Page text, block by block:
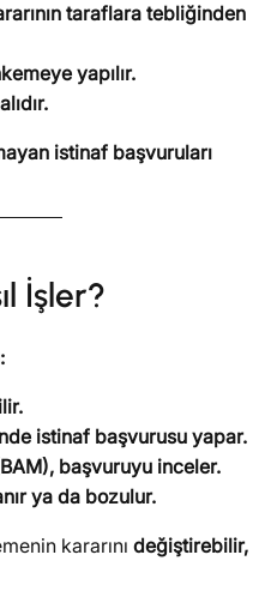
taraflara tebliğinden
yapılır.
istinaf başvuruları
İşler?
istinaf başvurusu yapar.
başvuruyu inceler.
ya da bozulur.
kararınıdeğiştirebilir,